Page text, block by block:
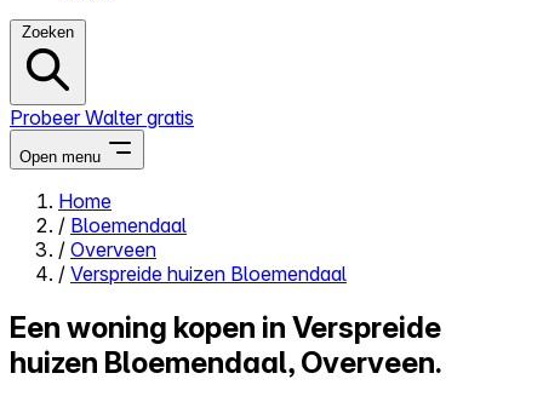
Zoeken
Probeer Walter gratis
Open menu
Close menu
Zelf kopen
Home
/ Bloemendaal
/ Overveen
/ Verspreide huizen Bloemendaal
Een woning kopen in Verspreide
huizen Bloemendaal, Overveen.